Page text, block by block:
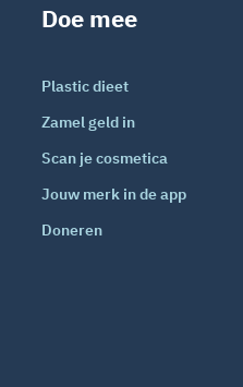
Doe mee
Plastic dieet
Zamel geld in
Scan je cosmetica
Jouw merk in de app
Doneren